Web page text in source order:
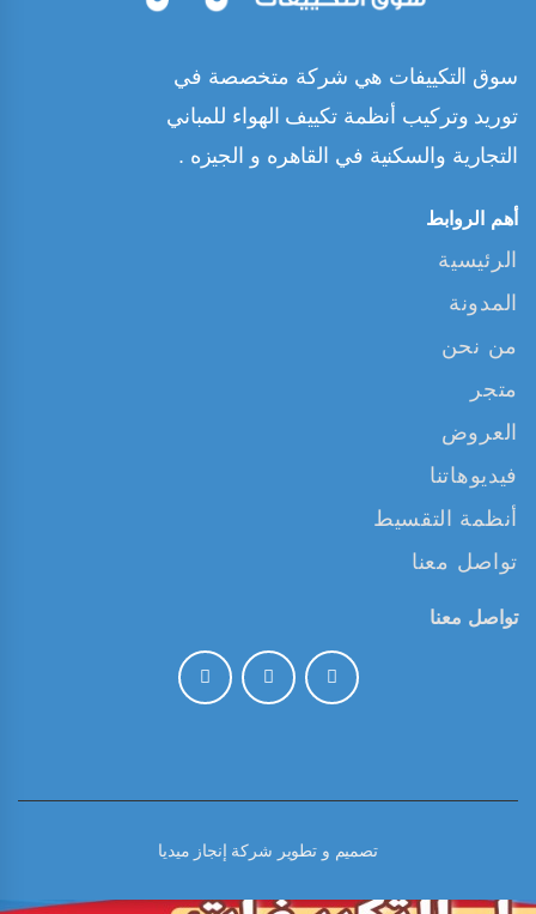
سوق التكييفات هي شركة متخصصة في
توريد وتركيب أنظمة تكييف الهواء للمباني
التجارية والسكنية في القاهره و الجيزه .
أهم الروابط
الرئيسية
المدونة
من نحن
متجر
العروض
فيديوهاتنا
أنظمة التقسيط
تواصل معنا
تواصل معنا
تصميم و تطوير شركة إنجاز ميديا